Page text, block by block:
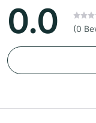
0.0 (0